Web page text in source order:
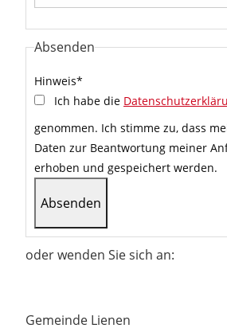
Absenden
Hinweis*
Ich habe die
genommen. Ich stimme zu, dass
Daten zur Beantwortung meiner
erhoben und gespeichert werden.
oder wenden Sie sich an:
Gemeinde Lienen